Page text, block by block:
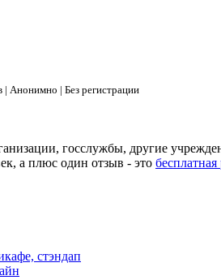
| Анонимно | Без регистрации
госслужбы, другие
а плюс один отзыв - это бесплатная
стэндап